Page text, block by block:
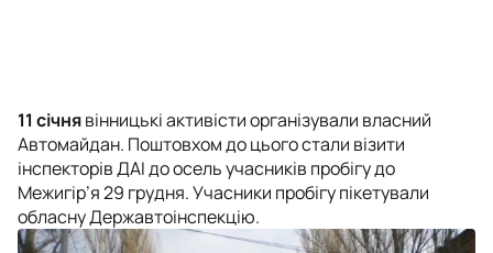
11 січнявінницькі активісти організували власний
Автомайдан. Поштовхом до цього стали візити
інспекторів ДАІ до осель учасників пробігу до
Межигір’я 29 грудня. Учасники пробігу пікетували
обласну Державтоінспекцію.